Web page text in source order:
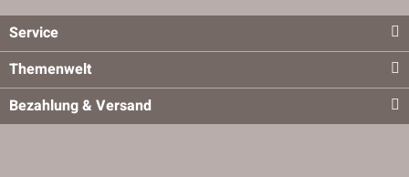
Service
Themenwelt
Bezahlung & Versand